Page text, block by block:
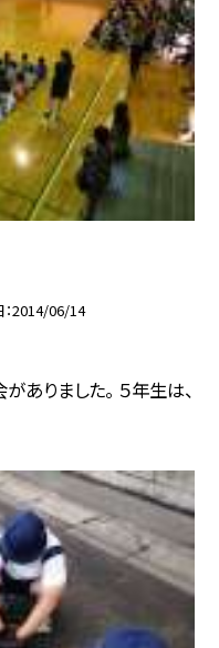
2014/06/14
ありました。 ５年生は、